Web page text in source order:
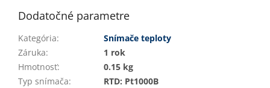
Dodatočné parametre
Kategória:
Snímače teploty
Záruka:
1 rok
Hmotnosť:
0.15 kg
Typ snímača:
RTD: Pt1000B